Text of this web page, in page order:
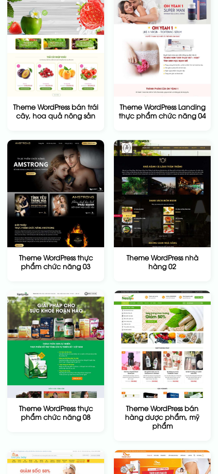
Theme WordPress bán trái
cây, hoa quả nông sản
Theme WordPress Landing
thực phẩm chức năng 04
Theme WordPress thực
phẩm chức năng 03
Theme WordPress nhà
hàng 02
Theme WordPress thực
phẩm chức năng 08
Theme WordPress bán
hàng dược phẩm, mỹ
phẩm